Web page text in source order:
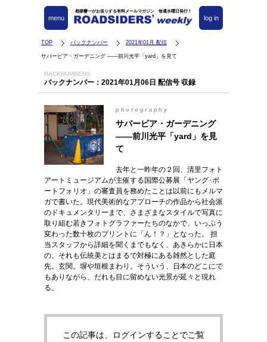
都築響一がお送りする有料メールマガジン 毎週水曜日発行！
log in
menu
TOP バックナンバー 2021年01月 配信
サバービア・ガーデニング ――前川光平「yard」を見て
BACKNUMBERS
バックナンバー：2021年01月06日 配信号 収録
photography
サバービア・ガーデニング
――前川光平「yard」を見
て
去年と一昨年の２回、清里フォト
アートミュージアムが主催する国際公募展「ヤング･ポ
ートフォリオ」の審査員を務めたことは以前にもメルマ
ガで書いた。現代美術的なアプローチの作品から社会派
のドキュメンタリーまで、さまざまなスタイルで写真に
取り組む若きフォトグラファーたちのなかで、いっぷう
変わった数十枚のプリントに「ん！？」となった。 担
当スタッフから詳細を聞くまでもなく、あきらかに日本
の、それも伝統美とはまるで対極にある雑然とした庭
先。玄関。塀や垣根まわり。そういう、日本のどこにで
もありながら、だれも目に留めない光景が延々と現れ
る。
この記事は、ログインすることでご覧